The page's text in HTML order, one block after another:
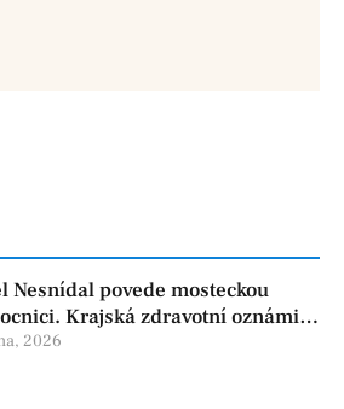
Nesnídal povede mosteckou
Krajská zdravotní oznámila
ve vedení
2026